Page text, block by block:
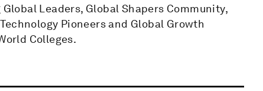
Leaders, Global Shapers Community,
Pioneers and Global Growth
Colleges.